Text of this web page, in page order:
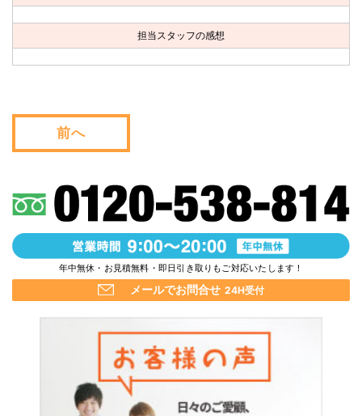
お問い合わせ
会社概要
WEB割引券プレゼント！
担当スタッフの感想
前へ
年中無休・お見積無料・即日引き取りもご対応いたします！
メールでお問合せ 24H受付